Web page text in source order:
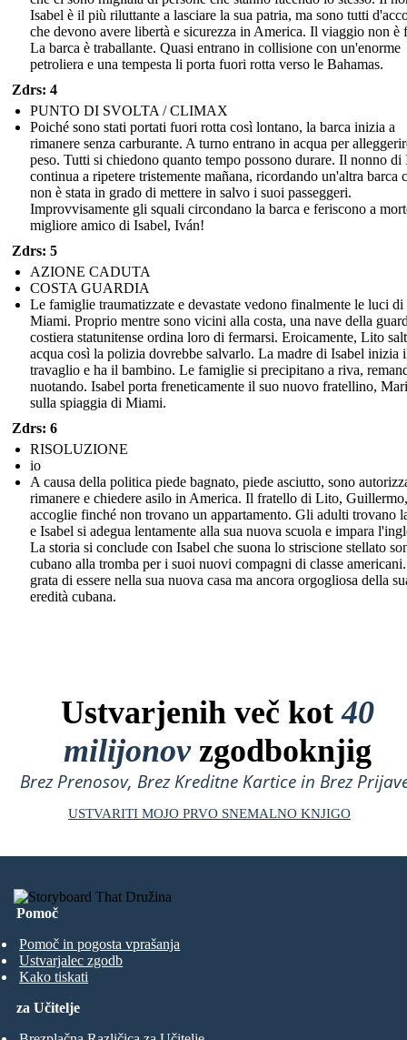
Isabel è il più riluttante a lasciare la sua patria, ma sono tutti
che devono avere libertà e sicurezza in America. Il viaggio non è
La barca è traballante. Quasi entrano in collisione con un'enorme
petroliera e una tempesta li porta fuori rotta verso le Bahamas.
Zdrs: 4
PUNTO DI SVOLTA / CLIMAX
Poiché sono stati portati fuori rotta così lontano, la barca inizia a
rimanere senza carburante. A turno entrano in acqua per
peso. Tutti si chiedono quanto tempo possono durare. Il nonno di
continua a ripetere tristemente mañana, ricordando un'altra barca
non è stata in grado di mettere in salvo i suoi passeggeri.
Improvvisamente gli squali circondano la barca e feriscono a
migliore amico di Isabel, Iván!
Zdrs: 5
AZIONE CADUTA
COSTA GUARDIA
Le famiglie traumatizzate e devastate vedono finalmente le luci di
Miami. Proprio mentre sono vicini alla costa, una nave della
costiera statunitense ordina loro di fermarsi. Eroicamente, Lito
acqua così la polizia dovrebbe salvarlo. La madre di Isabel inizia
travaglio e ha il bambino. Le famiglie si precipitano a riva,
nuotando. Isabel porta freneticamente il suo nuovo fratellino,
sulla spiaggia di Miami.
Zdrs: 6
RISOLUZIONE
io
A causa della politica piede bagnato, piede asciutto, sono
rimanere e chiedere asilo in America. Il fratello di Lito,
accoglie finché non trovano un appartamento. Gli adulti trovano
e Isabel si adegua lentamente alla sua nuova scuola e impara
La storia si conclude con Isabel che suona lo striscione stellato
cubano alla tromba per i suoi nuovi compagni di classe
grata di essere nella sua nuova casa ma ancora orgogliosa della
eredità cubana.
Ustvarjenih več kot40
milijonovzgodboknjig
Brez Prenosov, Brez Kreditne Kartice in Brez
USTVARITI MOJO PRVO SNEMALNO KNJIGO
Pomoč
Pomoč in pogosta vprašanja
Ustvarjalec zgodb
Kako tiskati
za Učitelje